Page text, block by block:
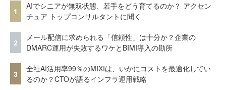
1
AIでシニアが無双状態、若手をどう育てるのか？ アクセン
チュア トップコンサルタントに聞く
2
メール配信に求められる「信頼性」は十分か？企業の
DMARC運用が失敗するワケとBIMI導入の勘所
3
全社AI活用率99％のMIXIは、いかにコストを最適化してい
るのか？CTOが語るインフラ運用戦略